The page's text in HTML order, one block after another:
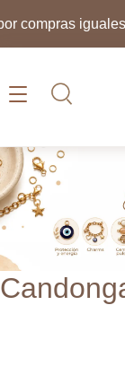
compras iguales